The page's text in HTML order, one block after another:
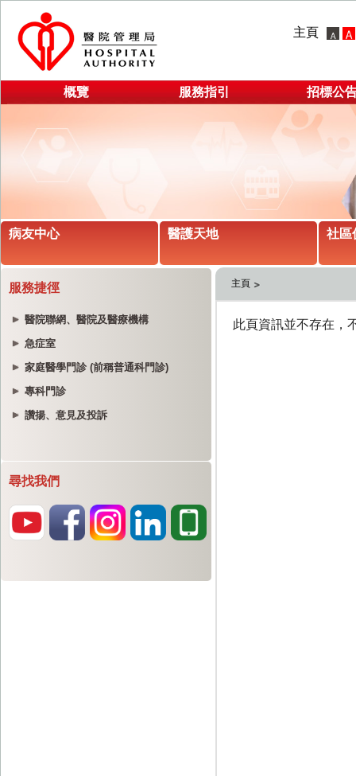
主頁
概覽 服務指引 招標公
病友中心 醫護天地 社區
服務捷徑
醫院聯網、醫院及醫療機構
急症室
家庭醫學門診 (前稱普通科門診)
專科門診
讚揚、意見及投訴
尋找我們
主頁